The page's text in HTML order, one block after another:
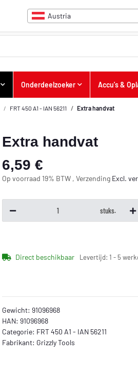
Austria
Onderdeelzoeker Accu's &
FRT 450 A1 - IAN 56211 Extra handvat
Extra handvat
6,59 €
Op voorraad 19% BTW , Verzending Excl.
stuks.
Direct beschikbaar Levertijd: 1 - 5
Gewicht: 91096968
HAN: 91096968
Categorie: FRT 450 A1 - IAN 56211
Fabrikant: Grizzly Tools